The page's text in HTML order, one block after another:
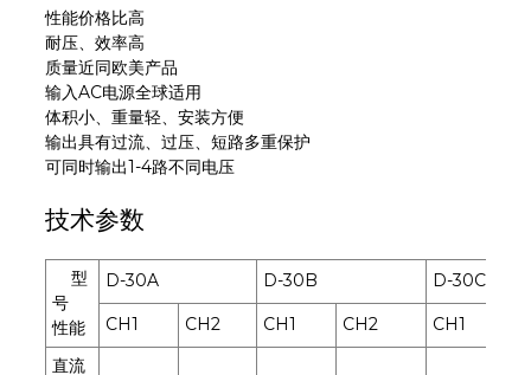
性能价格比高
耐压、效率高
质量近同欧美产品
输入AC电源全球适用
体积小、重量轻、安装方便
输出具有过流、过压、短路多重保护
可同时输出1-4路不同电压
技术参数
型
号
性能
D-30A D-30B D-30C
CH1 CH2 CH1 CH2 CH1
直流